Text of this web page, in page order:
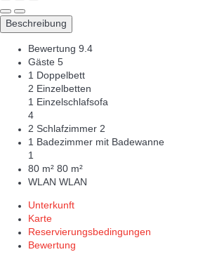
Beschreibung
Bewertung 9.4
Gäste 5
1 Doppelbett
2 Einzelbetten
1 Einzelschlafsofa
4
2 Schlafzimmer 2
1 Badezimmer mit Badewanne
1
80 m² 80 m²
WLAN WLAN
Unterkunft
Karte
Reservierungsbedingungen
Bewertung